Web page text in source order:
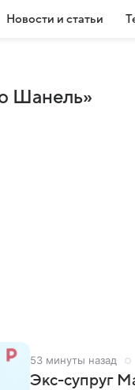
Новости и статьи
Шанель»
53 минуты назад
Экс-супруг